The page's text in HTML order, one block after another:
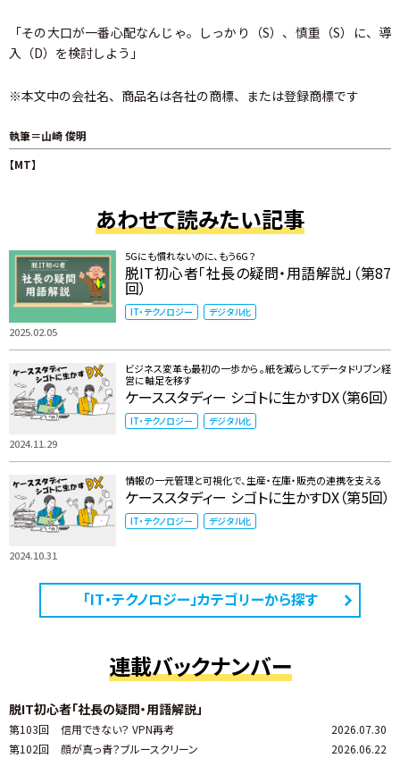
「その大口が一番心配なんじゃ。しっかり（S）、慎重（S）に、導
入（D）を検討しよう」
※本文中の会社名、商品名は各社の商標、または登録商標です
執筆＝山崎 俊明
【MT】
あわせて読みたい記事
2025.02.05
5Gにも慣れないのに、もう6G？
脱IT初心者「社長の疑問・用語解説」（第87
回）
IT・テクノロジー デジタル化
2024.11.29
ビジネス変革も最初の一歩から。紙を減らしてデータドリブン経
営に軸足を移す
ケーススタディー シゴトに生かすDX（第6回）
IT・テクノロジー デジタル化
2024.10.31
情報の一元管理と可視化で、生産・在庫・販売の連携を支える
ケーススタディー シゴトに生かすDX（第5回）
IT・テクノロジー デジタル化
「IT・テクノロジー」カテゴリーから探す
連載バックナンバー
脱IT初心者「社長の疑問・用語解説」
第103回 信用できない？ VPN再考
2026.07.30
第102回
顔が真っ青？ブルースクリーン
2026.06.22